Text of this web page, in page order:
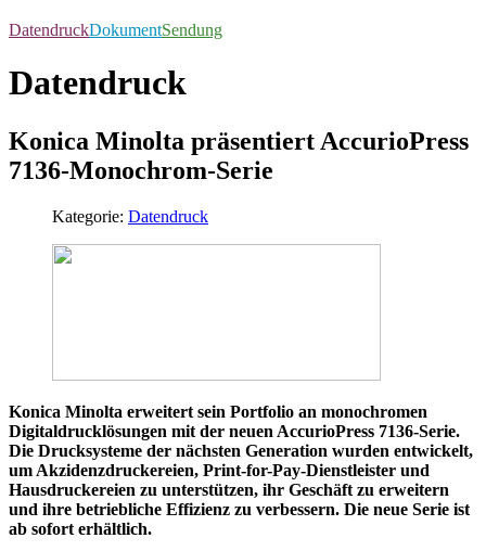
DatendruckDokumentSendung
Datendruck
Konica Minolta präsentiert AccurioPress
7136-Monochrom-Serie
Kategorie: Datendruck
Konica Minolta erweitert sein Portfolio an monochromen
Digitaldrucklösungen mit der neuen AccurioPress 7136-Serie.
Die Drucksysteme der nächsten Generation wurden entwickelt,
um Akzidenzdruckereien, Print-for-Pay-Dienstleister und
Hausdruckereien zu unterstützen, ihr Geschäft zu erweitern
und ihre betriebliche Effizienz zu verbessern. Die neue Serie ist
ab sofort erhältlich.